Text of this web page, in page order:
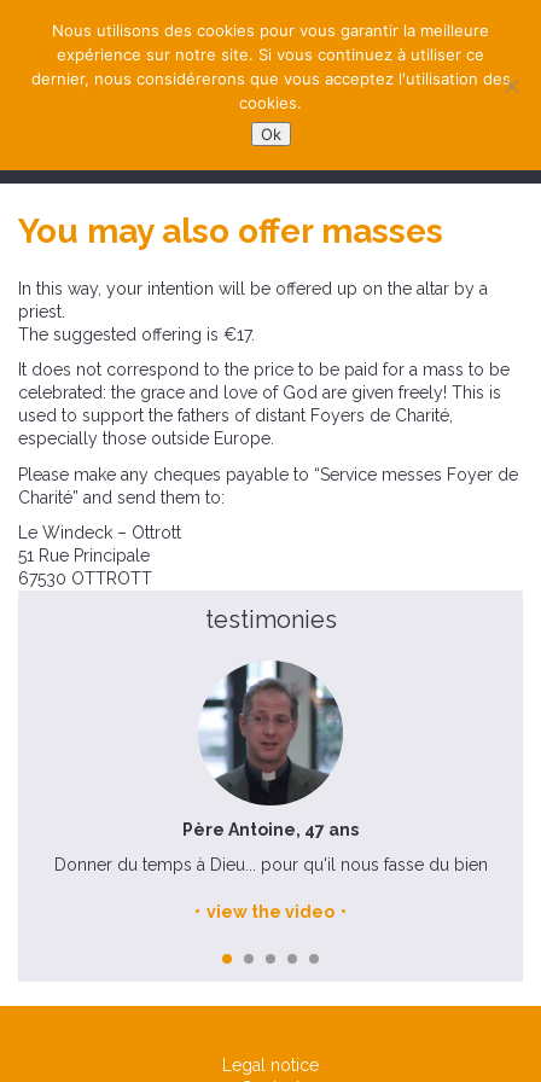
You may also offer masses
In this way, your intention will be offered up on the altar by a
priest.
The suggested offering is €17.
It does not correspond to the price to be paid for a mass to be
celebrated: the grace and love of God are given freely! This is
used to support the fathers of distant Foyers de Charité,
especially those outside Europe.
Please make any cheques payable to “Service messes Foyer de
Charité” and send them to:
Le Windeck – Ottrott
51 Rue Principale
67530 OTTROTT
testimonies
Père Antoine, 47 ans
Donner du temps à Dieu... pour qu'il nous fasse du bien
view the video
Legal notice
Nous utilisons des cookies pour vous garantir la meilleure
expérience sur notre site. Si vous continuez à utiliser ce
dernier, nous considérerons que vous acceptez l'utilisation des
cookies.
Ok